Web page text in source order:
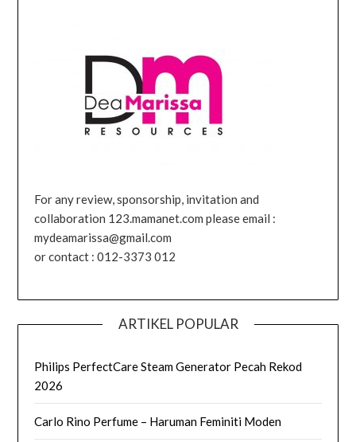
For any review, sponsorship, invitation and
collaboration 123.mamanet.com please email :
mydeamarissa@gmail.com
or contact : 012-3373 012
ARTIKEL POPULAR
Philips PerfectCare Steam Generator Pecah Rekod
2026
Carlo Rino Perfume – Haruman Feminiti Moden